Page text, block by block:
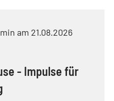
am 21.08.2026
- Impulse für